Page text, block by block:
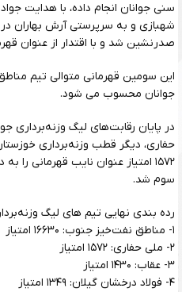
سنی جوانان انجام داده، با هدایت
شهبازی و به سرپرستی آرش بهاران
صدرنشین شد و با اقتدار از عنوان
این سومین قهرمانی متوالی تیم
جوانان محسوب می شود.
در پایان رقابت‌های لیگ وزنه‌برداری
حفاری، دیگر قطب وزنه‌برداری
سوم شد.
رده بندی نهایی تیم های لیگ
۱- مناطق نفت‌خیز جنوب: ۱۶۶۳۰ امتیاز
۲- ملی حفاری: ۱۵۷۲ امتیاز
۳- عقاب: ۱۴۳۰ امتیاز
۴- فولاد درخشان گیلان: ۱۳۴۹ امتیاز